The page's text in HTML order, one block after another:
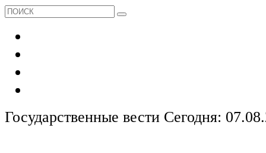
Государственные вести Сегодня: